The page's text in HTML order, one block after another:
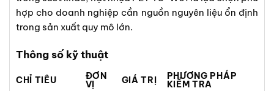
hợp cho doanh nghiệp cần nguồn nguyên liệu ổn định
trong sản xuất quy mô lớn.
Thông số kỹ thuật
CHỈ TIÊU ĐƠN
VỊ GIÁ TRỊ PHƯƠNG PHÁP
KIỂM TRA